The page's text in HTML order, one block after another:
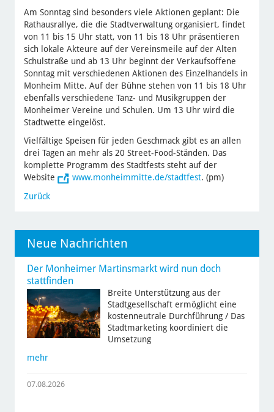
Am Sonntag sind besonders viele Aktionen geplant: Die
Rathausrallye, die die Stadtverwaltung organisiert, findet
von 11 bis 15 Uhr statt, von 11 bis 18 Uhr präsentieren
sich lokale Akteure auf der Vereinsmeile auf der Alten
Schulstraße und ab 13 Uhr beginnt der Verkaufsoffene
Sonntag mit verschiedenen Aktionen des Einzelhandels in
Monheim Mitte. Auf der Bühne stehen von 11 bis 18 Uhr
ebenfalls verschiedene Tanz- und Musikgruppen der
Monheimer Vereine und Schulen. Um 13 Uhr wird die
Stadtwette eingelöst.
Vielfältige Speisen für jeden Geschmack gibt es an allen
drei Tagen an mehr als 20 Street-Food-Ständen. Das
komplette Programm des Stadtfests steht auf der
Website
www.monheimmitte.de/stadtfest. (pm)
Zurück
Neue Nachrichten
Der Monheimer Martinsmarkt wird nun doch
stattfinden
Breite Unterstützung aus der
Stadtgesellschaft ermöglicht eine
kostenneutrale Durchführung / Das
Stadtmarketing koordiniert die
Umsetzung
mehr
07.08.2026